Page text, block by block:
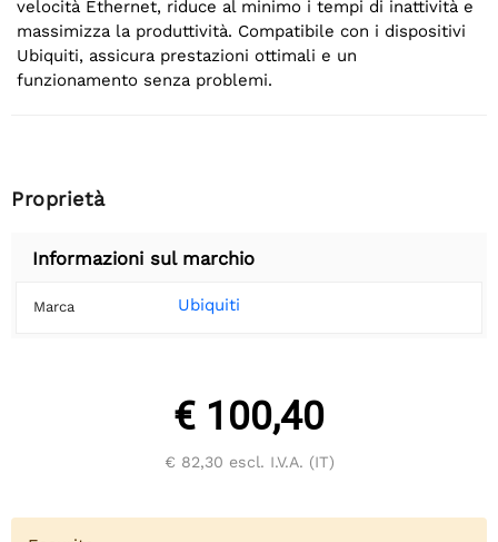
velocità Ethernet, riduce al minimo i tempi di inattività e
massimizza la produttività. Compatibile con i dispositivi
Ubiquiti, assicura prestazioni ottimali e un
funzionamento senza problemi.
Proprietà
Informazioni sul marchio
Marca Ubiquiti
€ 100,40
€ 82,30 escl. I.V.A. (IT)